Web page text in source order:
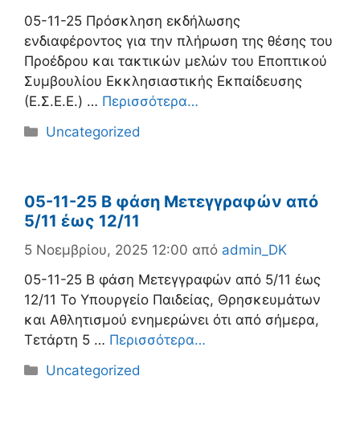
05-11-25 Πρόσκληση εκδήλωσης
ενδιαφέροντος για την πλήρωση της θέσης του
Προέδρου και τακτικών μελών του Εποπτικού
Συμβουλίου Εκκλησιαστικής Εκπαίδευσης
(Ε.Σ.Ε.Ε.) … Περισσότερα…
Κατηγορίες
Uncategorized
05-11-25 Β φάση Μετεγγραφών από
5/11 έως 12/11
5 Νοεμβρίου, 2025 12:00 από admin_DK
05-11-25 Β φάση Μετεγγραφών από 5/11 έως
12/11 Το Υπουργείο Παιδείας, Θρησκευμάτων
και Αθλητισμού ενημερώνει ότι από σήμερα,
Τετάρτη 5 … Περισσότερα…
Κατηγορίες
Uncategorized